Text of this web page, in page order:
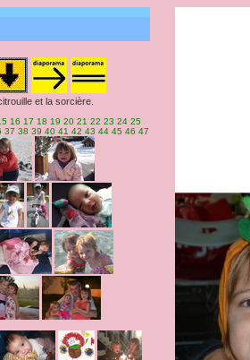
et la sorcière.
16 17 18 19 20 21 22 23 24 25
37 38 39 40 41 42 43 44 45 46 47